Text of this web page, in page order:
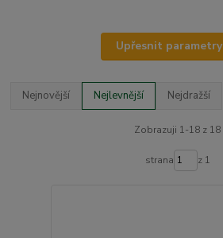
Upřesnit parametry
Nejnovější Nejlevnější Nejdražší
Zobrazuji 1-18 z 18
strana z 1